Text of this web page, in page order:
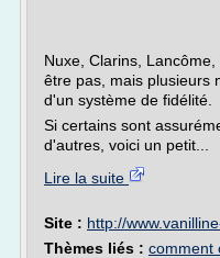
Nuxe, Clarins,
être pas, mais plusieurs
d'un système de fidélité.
Si certains sont
d'autres, voici un petit...
Lire la suite
Site : http://
Thèmes liés : comment